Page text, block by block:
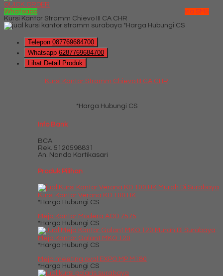
QUICK ORDER
Whatsapp
via SMS
Kursi Kantor Stramm Chievo III CA CHR
*Harga Hubungi CS
Telepon 087769684700
Whatsapp 6287769684700
Lihat Detail Produk
Kursi Kantor Stramm Chievo III CA CHR
*Harga Hubungi CS
Info Bank
BCA
Rek. 5120598831
An. Nanda Kartikasari
Produk Pilihan
Kursi Kantor Verona KD 100 HK
*Harga Hubungi CS
Meja Kantor Modera AOD 7575
*Harga Hubungi CS
Meja Kantor Galant MKO 120
*Harga Hubungi CS
Meja meeting oval EXPO MP M180
*Harga Hubungi CS